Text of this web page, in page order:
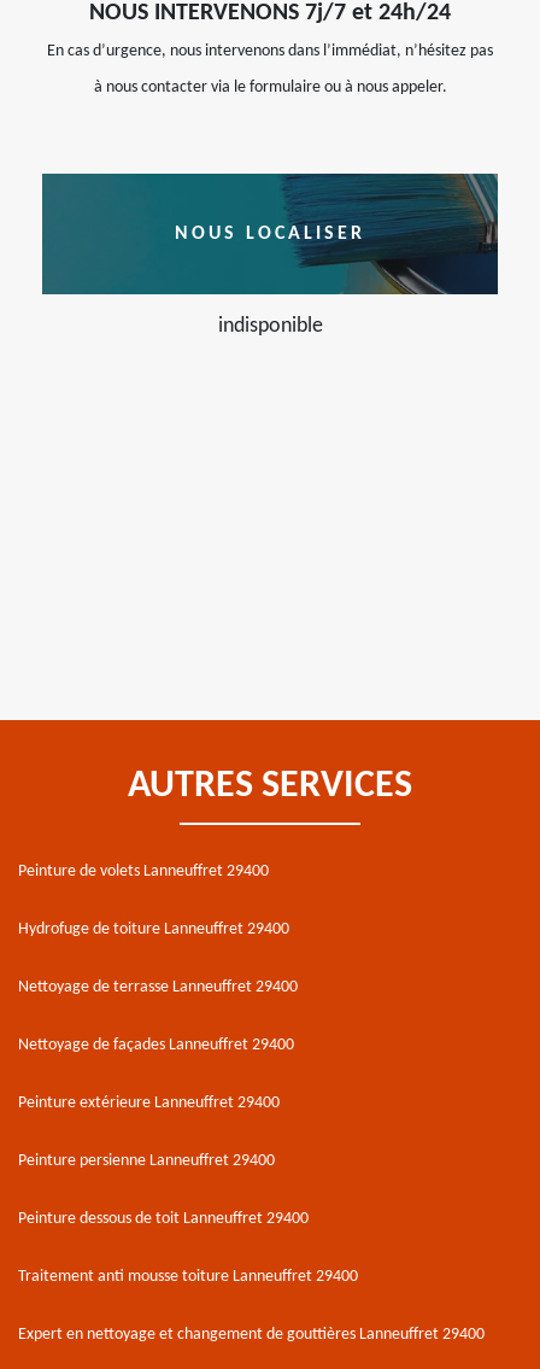
NOUS INTERVENONS 7j/7 et 24h/24
En cas d’urgence, nous intervenons dans l’immédiat, n’hésitez pas
à nous contacter via le formulaire ou à nous appeler.
NOUS LOCALISER
indisponible
AUTRES SERVICES
Peinture de volets Lanneuffret 29400
Hydrofuge de toiture Lanneuffret 29400
Nettoyage de terrasse Lanneuffret 29400
Nettoyage de façades Lanneuffret 29400
Peinture extérieure Lanneuffret 29400
Peinture persienne Lanneuffret 29400
Peinture dessous de toit Lanneuffret 29400
Traitement anti mousse toiture Lanneuffret 29400
Expert en nettoyage et changement de gouttières Lanneuffret 29400